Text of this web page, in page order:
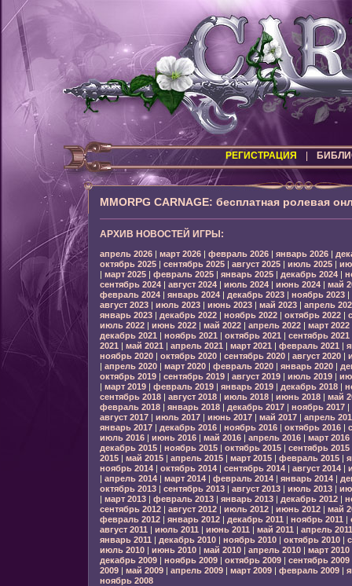
РЕГИСТРАЦИЯ
MMORPG CARNAGE: бесплатная ролевая
АРХИВ НОВОСТЕЙ ИГРЫ:
апрель 2026| март 2026| февраль 2026| январь 2026|
октябрь 2025| сентябрь 2025| август 2025| июль 2025|
| март 2025| февраль 2025| январь 2025| декабрь 2024|
сентябрь 2024| август 2024| июль 2024| июнь 2024| май
февраль 2024| январь 2024| декабрь 2023| ноябрь 2023|
август 2023| июль 2023| июнь 2023| май 2023| апрель
январь 2023| декабрь 2022| ноябрь 2022| октябрь 2022|
июль 2022| июнь 2022| май 2022| апрель 2022| март 2022
декабрь 2021 | ноябрь 2021 | октябрь 2021 | сентябрь 2021
2021 | май 2021 | апрель 2021 | март 2021 | февраль 2021 |
ноябрь 2020| октябрь 2020| сентябрь 2020| август 2020|
| апрель 2020| март 2020| февраль 2020| январь 2020|
октябрь 2019| сентябрь 2019| август 2019| июль 2019|
| март 2019| февраль 2019| январь 2019| декабрь 2018|
сентябрь 2018| август 2018| июль 2018| июнь 2018| май
февраль 2018| январь 2018| декабрь 2017| ноябрь 2017|
август 2017| июль 2017| июнь 2017| май 2017| апрель
январь 2017| декабрь 2016| ноябрь 2016| октябрь 2016|
июль 2016| июнь 2016| май 2016| апрель 2016| март 2016
декабрь 2015| ноябрь 2015| октябрь 2015| сентябрь 2015
2015| май 2015| апрель 2015| март 2015| февраль 2015|
ноябрь 2014| октябрь 2014| сентябрь 2014| август 2014|
| апрель 2014| март 2014| февраль 2014| январь 2014|
октябрь 2013| сентябрь 2013| август 2013| июль 2013|
| март 2013| февраль 2013| январь 2013| декабрь 2012|
сентябрь 2012| август 2012| июль 2012| июнь 2012| май
февраль 2012| январь 2012| декабрь 2011 | ноябрь 2011 |
август 2011 | июль 2011 | июнь 2011 | май 2011 | апрель 2011
январь 2011 | декабрь 2010| ноябрь 2010| октябрь 2010|
июль 2010| июнь 2010| май 2010| апрель 2010| март 2010
декабрь 2009| ноябрь 2009| октябрь 2009| сентябрь 2009
2009| май 2009| апрель 2009| март 2009| февраль 2009|
ноябрь 2008